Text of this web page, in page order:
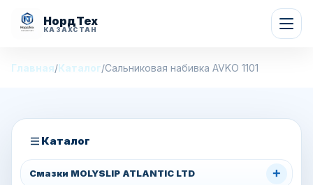
НордТех
КАЗАХСТАН
Главная/Каталог/Сальниковая набивка AVKO 1101
Каталог
Смазки MOLYSLIP ATLANTIC LTD +